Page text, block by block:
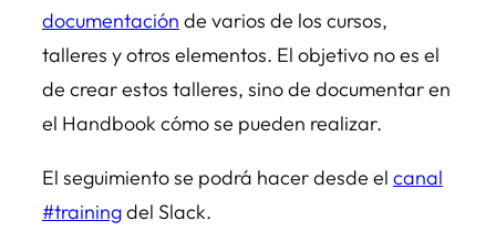
documentación de varios de los cursos,
talleres y otros elementos. El objetivo no es el
de crear estos talleres, sino de documentar en
el Handbook cómo se pueden realizar.
El seguimiento se podrá hacer desde el canal
#trainingdel Slack.